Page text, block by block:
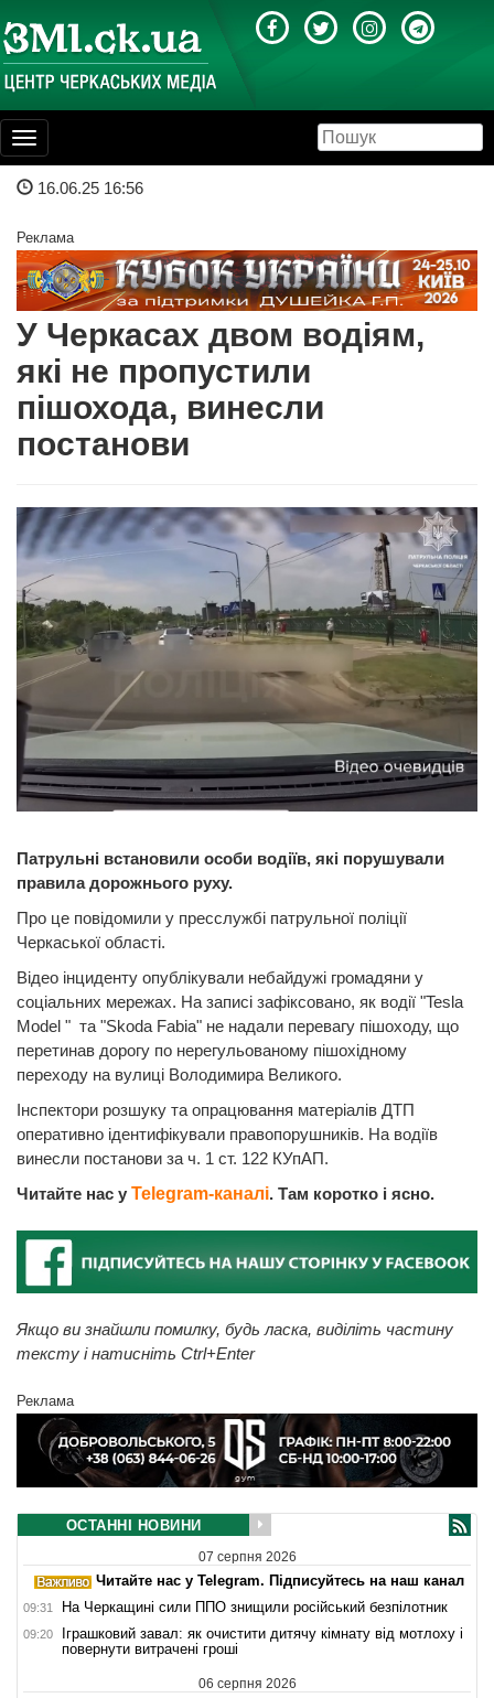
Toggle
navigation
16.06.25 16:56
Реклама
У Черкасах двом водіям,
які не пропустили
пішохода, винесли
постанови
Патрульні встановили особи водіїв, які порушували
правила дорожнього руху.
Про це повідомили у пресслужбі патрульної поліції
Черкаської області.
Відео інциденту опублікували небайдужі громадяни у
соціальних мережах. На записі зафіксовано, як водії "Tesla
Model " та "Skoda Fabia" не надали перевагу пішоходу, що
перетинав дорогу по нерегульованому пішохідному
переходу на вулиці Володимира Великого.
Інспектори розшуку та опрацювання матеріалів ДТП
оперативно ідентифікували правопорушників. На водіїв
винесли постанови за ч. 1 ст. 122 КУпАП.
Читайте нас у Telegram-каналі. Там коротко і ясно.
Якщо ви знайшли помилку, будь ласка, виділіть частину
тексту і натисніть Ctrl+Enter
Реклама
ОСТАННІ НОВИНИ
07 серпня 2026
Читайте нас у Telegram. Підписуйтесь на наш канал
09:31 На Черкащині сили ППО знищили російський безпілотник
09:20
Іграшковий завал: як очистити дитячу кімнату від мотлоху і
повернути витрачені гроші
06 серпня 2026